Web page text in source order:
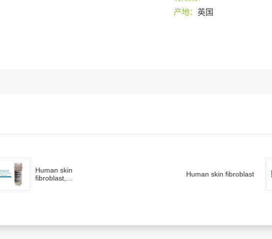
产地： 英国
Human skin
fibroblast,...
Human skin fibroblast